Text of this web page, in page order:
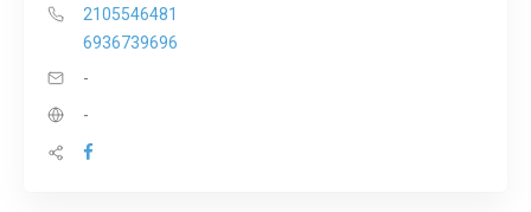
2105546481
6936739696
-
-